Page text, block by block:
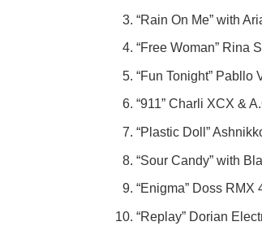
“Rain On Me” with
“Free Woman” Rina
“Fun Tonight” Pabllo
“911” Charli XCX &
“Plastic Doll”
“Sour Candy” with
“Enigma” Doss RMX
“Replay” Dorian